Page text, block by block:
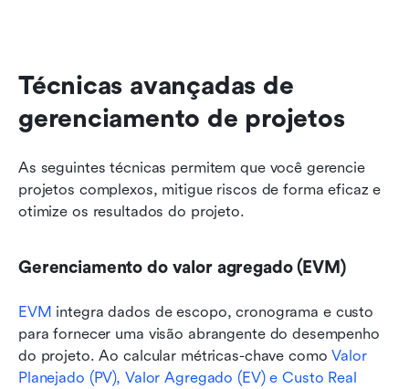
Técnicas avançadas de
gerenciamento de projetos
As seguintes técnicas permitem que você gerencie
projetos complexos, mitigue riscos de forma eficaz e
otimize os resultados do projeto.
Gerenciamento do valor agregado (EVM)
EVM integra dados de escopo, cronograma e custo
para fornecer uma visão abrangente do desempenho
do projeto. Ao calcular métricas-chave como Valor
Planejado (PV), Valor Agregado (EV) e Custo Real